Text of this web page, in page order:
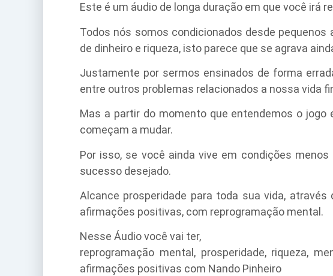
Este é um áudio de longa duração em que você irá
Todos nós somos condicionados desde
de dinheiro e riqueza, isto parece que se agrava
Justamente por sermos ensinados de forma
entre outros problemas relacionados a nossa vida
Mas a partir do momento que entendemos o
começam a mudar.
Por isso, se você ainda vive em condições
sucesso desejado.
Alcance prosperidade para toda sua vida,
afirmações positivas, com reprogramação mental.
Nesse Áudio você vai ter,
reprogramação mental, prosperidade, riqueza,
afirmações positivas com Nando Pinheiro